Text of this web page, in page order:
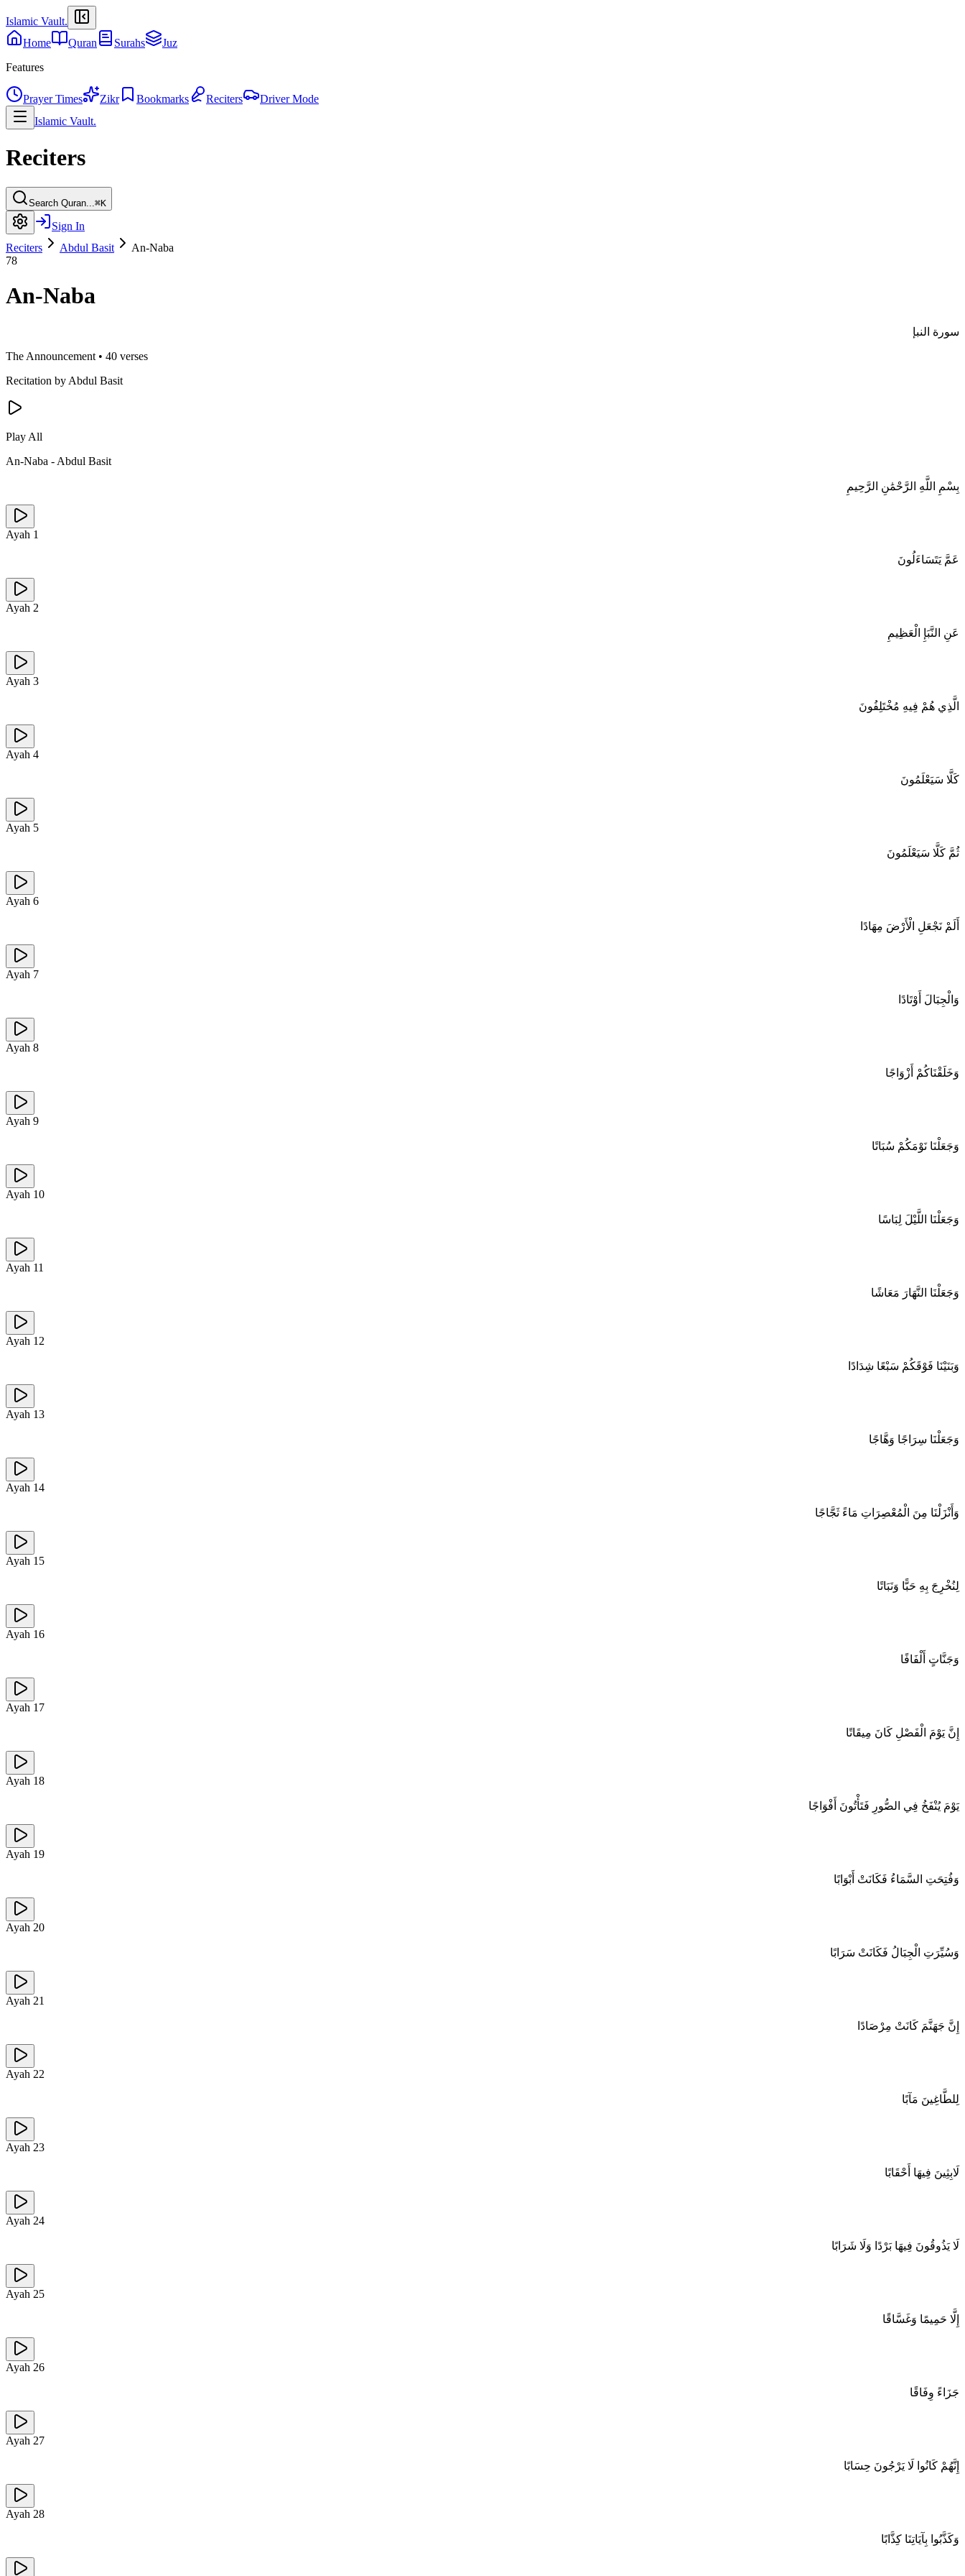
Islamic Vault.
Home
Quran Surahs
Juz
Features
Prayer Times Zikr Bookmarks Reciters
Driver Mode
Islamic Vault.
Reciters
Search Quran... ⌘K
Sign In
Reciters
Abdul Basit
An-Naba
78
An-Naba
سورة النبإ
The Announcement • 40 verses
Recitation by Abdul Basit
Play All
An-Naba - Abdul Basit
بِسْمِ اللَّهِ الرَّحْمَٰنِ الرَّحِيمِ
Ayah 1
عَمَّ يَتَسَاءَلُونَ
Ayah 2
عَنِ النَّبَإِ الْعَظِيمِ
Ayah 3
الَّذِي هُمْ فِيهِ مُخْتَلِفُونَ
Ayah 4
كَلَّا سَيَعْلَمُونَ
Ayah 5
ثُمَّ كَلَّا سَيَعْلَمُونَ
Ayah 6
أَلَمْ نَجْعَلِ الْأَرْضَ مِهَادًا
Ayah 7
وَالْجِبَالَ أَوْتَادًا
Ayah 8
وَخَلَقْنَاكُمْ أَزْوَاجًا
Ayah 9
وَجَعَلْنَا نَوْمَكُمْ سُبَاتًا
Ayah 10
وَجَعَلْنَا اللَّيْلَ لِبَاسًا
Ayah 11
وَجَعَلْنَا النَّهَارَ مَعَاشًا
Ayah 12
وَبَنَيْنَا فَوْقَكُمْ سَبْعًا شِدَادًا
Ayah 13
وَجَعَلْنَا سِرَاجًا وَهَّاجًا
Ayah 14
وَأَنْزَلْنَا مِنَ الْمُعْصِرَاتِ مَاءً ثَجَّاجًا
Ayah 15
لِنُخْرِجَ بِهِ حَبًّا وَنَبَاتًا
Ayah 16
وَجَنَّاتٍ أَلْفَافًا
Ayah 17
إِنَّ يَوْمَ الْفَصْلِ كَانَ مِيقَاتًا
Ayah 18
يَوْمَ يُنْفَخُ فِي الصُّورِ فَتَأْتُونَ أَفْوَاجًا
Ayah 19
وَفُتِحَتِ السَّمَاءُ فَكَانَتْ أَبْوَابًا
Ayah 20
وَسُيِّرَتِ الْجِبَالُ فَكَانَتْ سَرَابًا
Ayah 21
إِنَّ جَهَنَّمَ كَانَتْ مِرْصَادًا
Ayah 22
لِلطَّاغِينَ مَآبًا
Ayah 23
لَابِثِينَ فِيهَا أَحْقَابًا
Ayah 24
لَا يَذُوقُونَ فِيهَا بَرْدًا وَلَا شَرَابًا
Ayah 25
إِلَّا حَمِيمًا وَغَسَّاقًا
Ayah 26
جَزَاءً وِفَاقًا
Ayah 27
إِنَّهُمْ كَانُوا لَا يَرْجُونَ حِسَابًا
Ayah 28
وَكَذَّبُوا بِآيَاتِنَا كِذَّابًا